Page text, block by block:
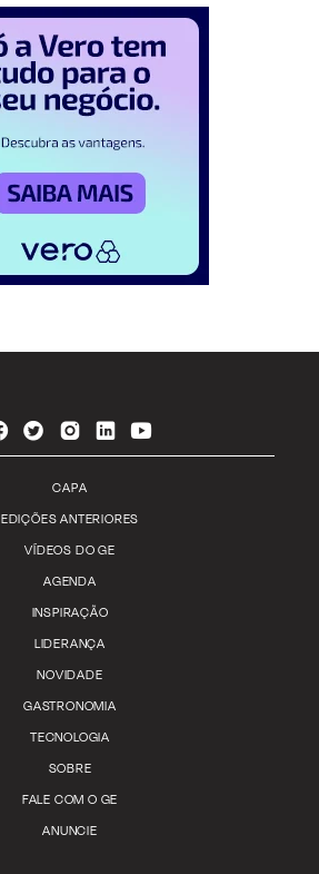
CAPA
EDIÇÕES ANTERIORES
VÍDEOS DO GE
AGENDA
INSPIRAÇÃO
LIDERANÇA
NOVIDADE
GASTRONOMIA
TECNOLOGIA
SOBRE
FALE COM O GE
ANUNCIE